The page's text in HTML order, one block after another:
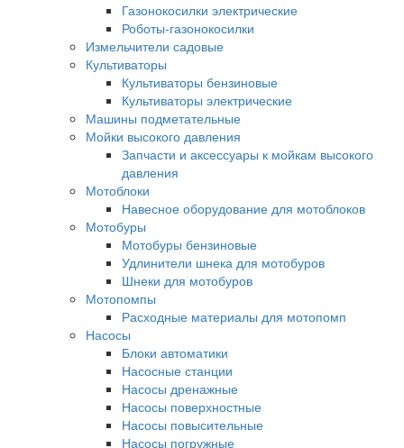
Газонокосилки электрические
Роботы-газонокосилки
Измельчители садовые
Культиваторы
Культиваторы бензиновые
Культиваторы электрические
Машины подметательные
Мойки высокого давления
Запчасти и аксессуары к мойкам высокого
давления
Мотоблоки
Навесное оборудование для мотоблоков
Мотобуры
Мотобуры бензиновые
Удлинители шнека для мотобуров
Шнеки для мотобуров
Мотопомпы
Расходные материалы для мотопомп
Насосы
Блоки автоматики
Насосные станции
Насосы дренажные
Насосы поверхностные
Насосы повысительные
Насосы погружные